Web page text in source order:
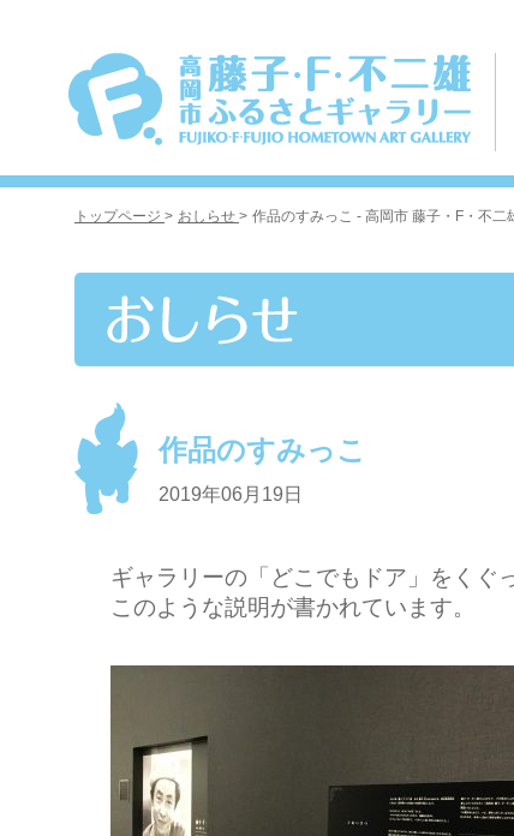
トップページ > おしらせ > 作品のすみっこ - 高岡市 藤子・F・不二
作品のすみっこ
2019年06月19日
ギャラリーの「どこでもドア」をくぐ
このような説明が書かれています。